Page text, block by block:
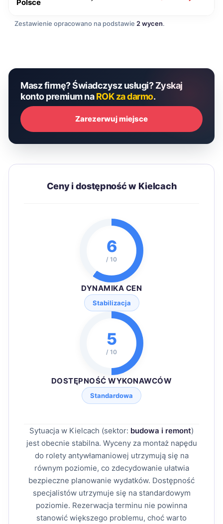
Polsce
Zestawienie opracowano na podstawie 2 wycen.
Masz firmę? Świadczysz usługi? Zyskaj
konto premium naROK za darmo.
Zarezerwuj miejsce
Ceny i dostępność w Kielcach
6
/ 10
DYNAMIKA CEN
Stabilizacja
5
/ 10
DOSTĘPNOŚĆ WYKONAWCÓW
Standardowa
Sytuacja w Kielcach (sektor: budowa i remont)
jest obecnie stabilna. Wyceny za montaż napędu
do rolety antywłamaniowej utrzymują się na
równym poziomie, co zdecydowanie ułatwia
bezpieczne planowanie wydatków. Dostępność
specjalistów utrzymuje się na standardowym
poziomie. Rezerwacja terminu nie powinna
stanowić większego problemu, choć warto